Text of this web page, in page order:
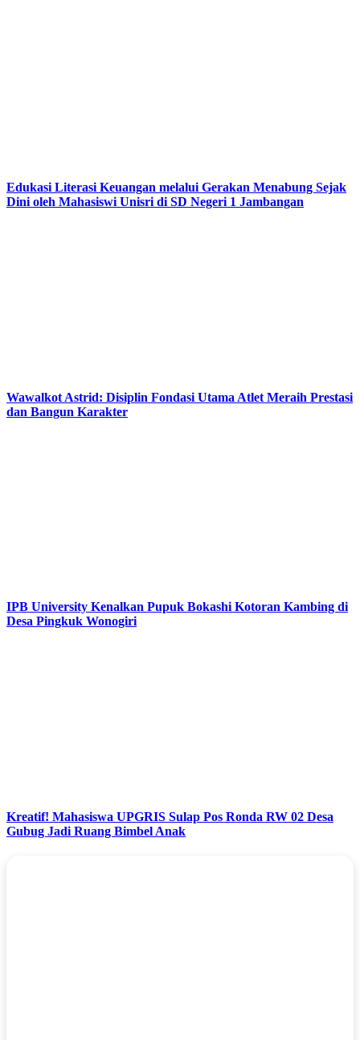
Edukasi Literasi Keuangan melalui Gerakan Menabung Sejak
Dini oleh Mahasiswi Unisri di SD Negeri 1 Jambangan
Wawalkot Astrid: Disiplin Fondasi Utama Atlet Meraih Prestasi
dan Bangun Karakter
IPB University Kenalkan Pupuk Bokashi Kotoran Kambing di
Desa Pingkuk Wonogiri
Kreatif! Mahasiswa UPGRIS Sulap Pos Ronda RW 02 Desa
Gubug Jadi Ruang Bimbel Anak